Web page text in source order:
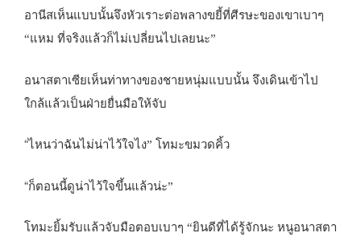
อานีสเห็นแบบนั้นจึงหัวเราะต่อพลางขยี้ที่ศีรษะของเขาเบาๆ
“แหม ที่จริงแล้วก็ไม่เปลี่ยนไปเลยนะ”
อนาสตาเซียเห็นท่าทางของชายหนุ่มแบบนั้น จึงเดินเข้าไป
ใกล้แล้วเป็นฝ่ายยื่นมือให้จับ
“ไหนว่าฉันไม่น่าไว้ใจไง” โทมะขมวดคิ้ว
“ก็ตอนนี้ดูน่าไว้ใจขึ้นแล้วน่ะ”
โทมะยิ้มรับแล้วจับมือตอบเบาๆ “ยินดีที่ได้รู้จักนะ หนูอนาสตา